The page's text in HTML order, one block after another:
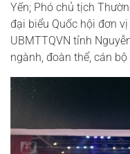
Yến; Phó chủ tịch
đại biểu Quốc hội đơn
UBMTTQVN tỉnh
ngành, đoàn thể, cán